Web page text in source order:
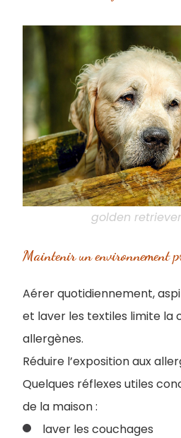
golden
Maintenir un environnement
Aérer quotidiennement,
et laver les textiles limite la
allergènes.
Réduire l’exposition aux
Quelques réflexes utiles
de la maison :
laver les couchages